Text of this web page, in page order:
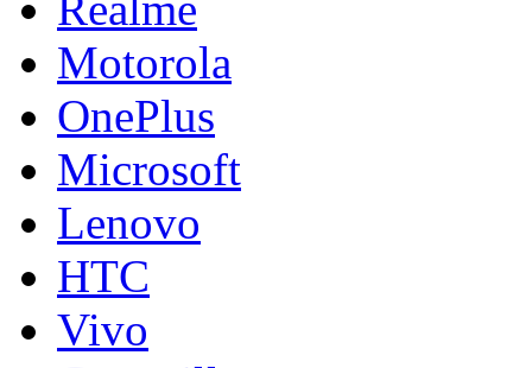
Motorola
OnePlus
Microsoft
Lenovo
HTC
Vivo